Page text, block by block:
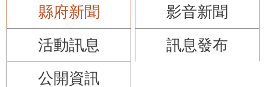
縣府新聞
影音新聞
活動訊息
訊息發布
公開資訊